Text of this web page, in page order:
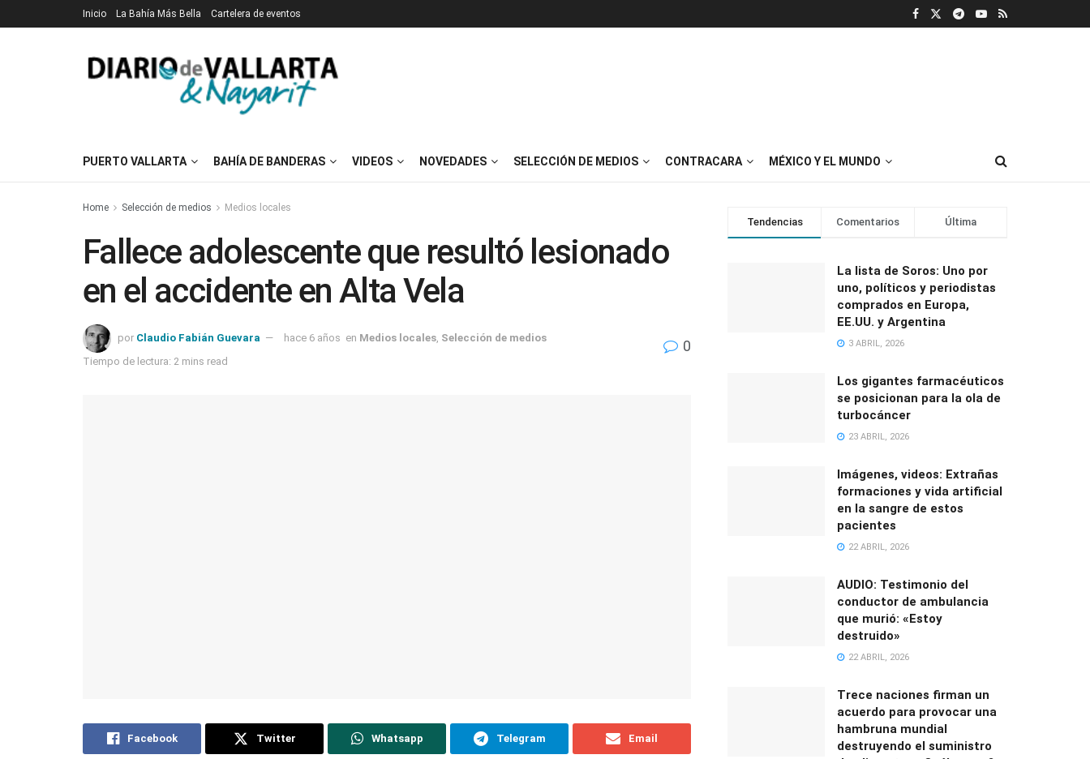
Inicio La Bahía Más Bella Cartelera de eventos
PUERTO VALLARTA BAHÍA DE BANDERAS VIDEOS NOVEDADES SELECCIÓN DE MEDIOS CONTRACARA MÉXICO Y EL MUNDO
Home Selección de medios Medios locales
Fallece adolescente que resultó lesionado
en el accidente en Alta Vela
por Claudio Fabián Guevara hace 6 años en Medios locales Selección de medios
Tiempo de lectura: 2 mins read
0
Facebook Twitter Whatsapp Telegram Email
Tendencias Comentarios Última
La lista de Soros: Uno por
uno, políticos y periodistas
comprados en Europa,
EE.UU. y Argentina
3 ABRIL, 2026
Los gigantes farmacéuticos
se posicionan para la ola de
turbocáncer
23 ABRIL, 2026
Imágenes, videos: Extrañas
formaciones y vida artificial
en la sangre de estos
pacientes
22 ABRIL, 2026
AUDIO: Testimonio del
conductor de ambulancia
que murió: «Estoy
destruido»
22 ABRIL, 2026
Trece naciones firman un
acuerdo para provocar una
hambruna mundial
destruyendo el suministro